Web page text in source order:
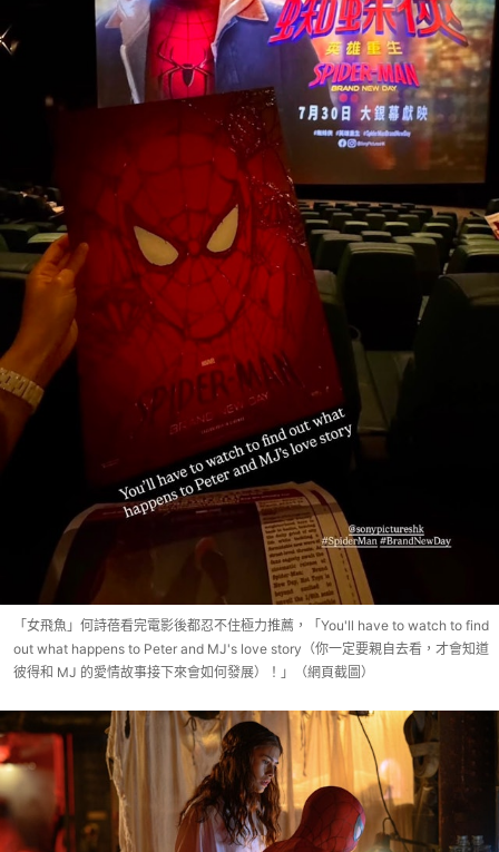
「女飛魚」何詩蓓看完電影後都忍不住極力推薦，「You'll have to watch to find
out what happens to Peter and MJ's love story（你一定要親自去看，才會知道
彼得和 MJ 的愛情故事接下來會如何發展）！」（網頁截圖）